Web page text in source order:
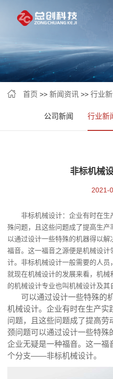
首页 >> 新闻资讯 >> 行业
公司新闻 行业新
非标机械
2021-
非标机械设计：企业有时在
殊问题，且这些问题成了提高生
以通过设计一些特殊的机器得以
福音。这一福音之源便是机械设
计。非标机械设计一般需要的人员
就现在机械设计的发展来看，机
的机械设计专业也叫机械设计及其
可以通过设计一些特殊的
机械设计。企业有时在生产实
问题，且这些问题成了提高
颈问题可以通过设计一些特殊
企业无疑是一种福音。这一福
个分支——非标机械设计。